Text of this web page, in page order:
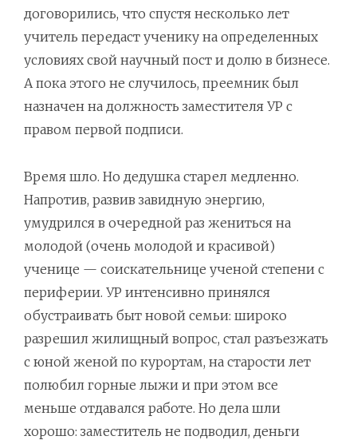
договорились, что спустя несколько лет
учитель передаст ученику на определенных
условиях свой научный пост и долю в бизнесе.
А пока этого не случилось, преемник был
назначен на должность заместителя УР с
правом первой подписи.
Время шло. Но дедушка старел медленно.
Напротив, развив завидную энергию,
умудрился в очередной раз жениться на
молодой (очень молодой и красивой)
ученице — соискательнице ученой степени с
периферии. УР интенсивно принялся
обустраивать быт новой семьи: широко
разрешил жилищный вопрос, стал разъезжать
с юной женой по курортам, на старости лет
полюбил горные лыжи и при этом все
меньше отдавался работе. Но дела шли
хорошо: заместитель не подводил, деньги